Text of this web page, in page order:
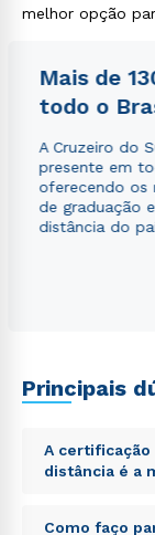
melhor opção
Mais de
todo o
A Cruzeiro do
presente em
oferecendo os
de graduação
distância do
Principais
A certificação
distância é a
Sed ut
Como faço
autorizo que
envio de